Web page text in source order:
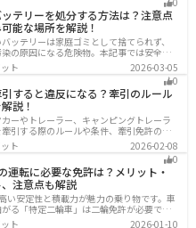
やKIJIMAなどおすすめ携行缶も紹介しま
テリーを処分する方法は？注意点
能な場所を解説！
ッテリーは家庭ゴミとして捨てられず、
の原因になる危険物。本記事では安全な
などの注意点、無料・低コストで回収し
買い取りの可否を解説。ナップスやオー
エローハットなどの回収対応店舗も紹介
ト
2026-03-05
0
すると違反になる？牽引のルール
説！
ーやトレーラー、キャンピングトレーラ
引する際のルールや条件、牽引免許の有
必要な装備をわかりやすく解説。メリッ
や注意点も紹介し、安全にバイクの積載
方法をまとめました。
ト
2026-02-08
0
運転に必要な免許は？メリット・
注意点も解説
い安定性と積載力が魅力の乗り物です。車
る「特定二輪車」は二輪免許が必要です
トライク」は普通自動車免許で運転で
ト 2026-01-10